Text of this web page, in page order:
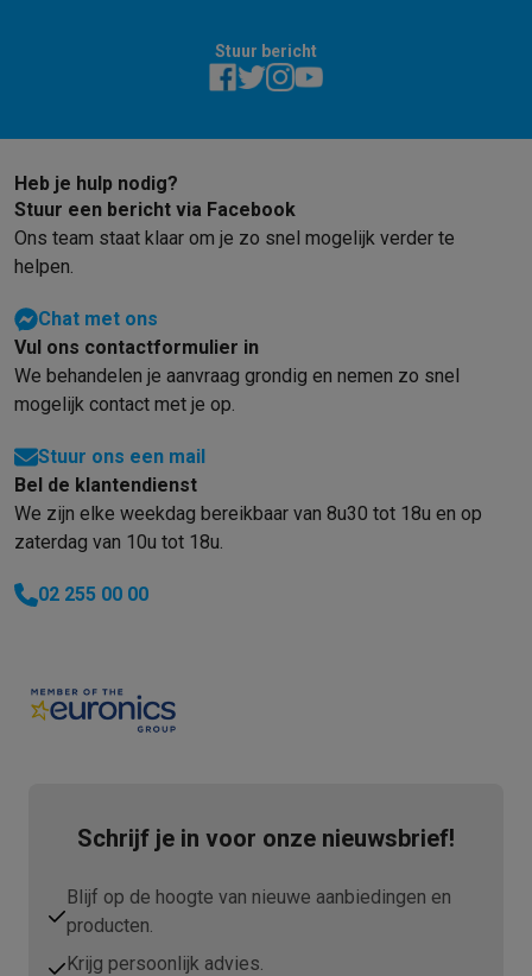
Stuur bericht
Heb je hulp nodig?
Stuur een bericht via Facebook
Ons team staat klaar om je zo snel mogelijk verder te
helpen.
Chat met ons
Vul ons contactformulier in
We behandelen je aanvraag grondig en nemen zo snel
mogelijk contact met je op.
Stuur ons een mail
Bel de klantendienst
We zijn elke weekdag bereikbaar van 8u30 tot 18u en op
zaterdag van 10u tot 18u.
02 255 00 00
Schrijf je in voor onze nieuwsbrief!
Blijf op de hoogte van nieuwe aanbiedingen en
producten.
Krijg persoonlijk advies.